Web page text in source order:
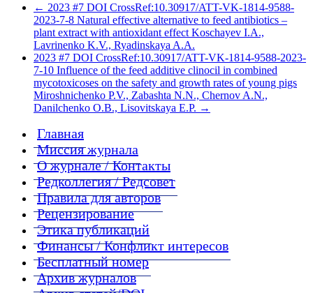
← 2023 #7 DOI CrossRef:10.30917/ATT-VK-1814-9588-
2023-7-8 Natural effective alternative to feed antibiotics –
plant extract with antioxidant effect Koschayev I.A.,
Lavrinenko K.V., Ryadinskaya A.A.
2023 #7 DOI CrossRef:10.30917/ATT-VK-1814-9588-2023-
7-10 Influence of the feed additive clinocil in combined
mycotoxicoses on the safety and growth rates of young pigs
Miroshnichenko P.V., Zabashta N.N., Chernov A.N.,
Danilchenko O.B., Lisovitskaya E.P. →
Главная
Миссия журнала
О журнале / Контакты
Редколлегия / Редсовет
Правила для авторов
Рецензирование
Этика публикаций
Финансы / Конфликт интересов
Бесплатный номер
Архив журналов